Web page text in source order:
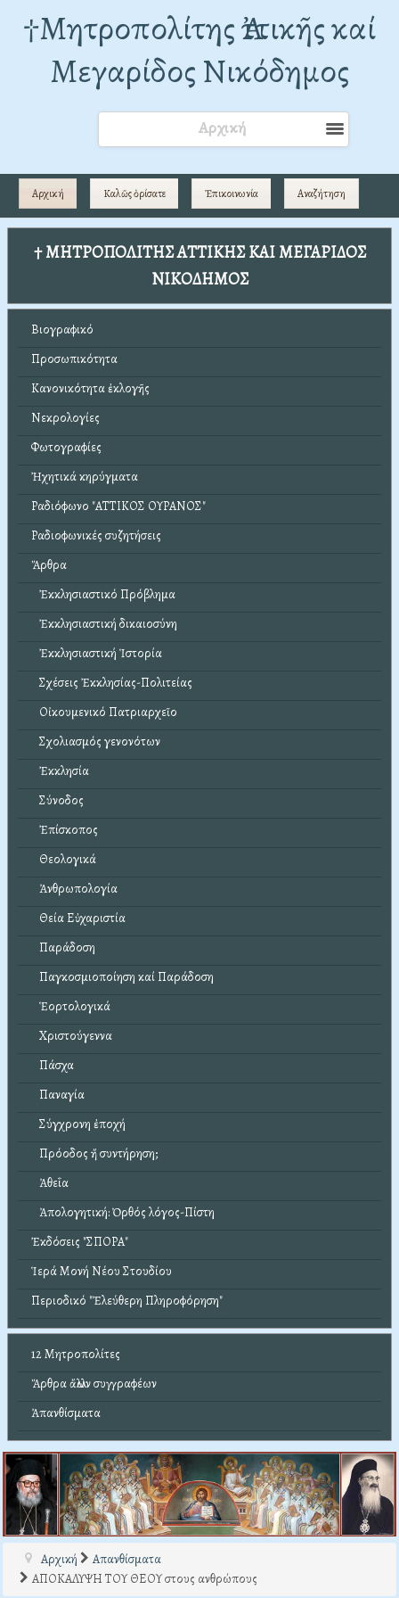
†Mητροπολίτης Ἀττικῆς καί
Μεγαρίδος Νικόδημος
Αρχική
Αρχική Καλῶς ὁρίσατε Ἐπικοινωνία Αναζήτηση
† ΜΗΤΡΟΠΟΛΙΤΗΣ ΑΤΤΙΚΗΣ ΚΑΙ ΜΕΓΑΡΙΔΟΣ
ΝΙΚΟΔΗΜΟΣ
Βιογραφικό
Προσωπικότητα
Κανονικότητα ἐκλογῆς
Νεκρολογίες
Φωτογραφίες
Ἠχητικά κηρύγματα
Ραδιόφωνο "ΑΤΤΙΚΟΣ ΟΥΡΑΝΟΣ"
Ραδιοφωνικές συζητήσεις
Ἄρθρα
Ἐκκλησιαστικό Πρόβλημα
Ἐκκλησιαστική δικαιοσύνη
Ἐκκλησιαστική Ἱστορία
Σχέσεις Ἐκκλησίας-Πολιτείας
Οἰκουμενικό Πατριαρχεῖο
Σχολιασμός γενονότων
Ἐκκλησία
Σύνοδος
Ἐπίσκοπος
Θεολογικά
Ἀνθρωπολογία
Θεία Εὐχαριστία
Παράδοση
Παγκοσμιοποίηση καί Παράδοση
Ἑορτολογικά
Χριστούγεννα
Πάσχα
Παναγία
Σύγχρονη ἐποχή
Πρόοδος ἤ συντήρηση;
Ἀθεΐα
Ἀπολογητική: Ὀρθός λόγος-Πίστη
Ἐκδόσεις "ΣΠΟΡΑ"
Ἱερά Μονή Νέου Στουδίου
Περιοδικό "Ἐλεύθερη Πληροφόρηση"
12 Μητροπολίτες
Ἄρθρα ἄλλων συγγραφέων
Ἀπανθίσματα
Αρχική
Απανθίσματα
ΑΠΟΚΑΛΥΨΗ ΤΟΥ ΘΕΟΥ στους ανθρώπους